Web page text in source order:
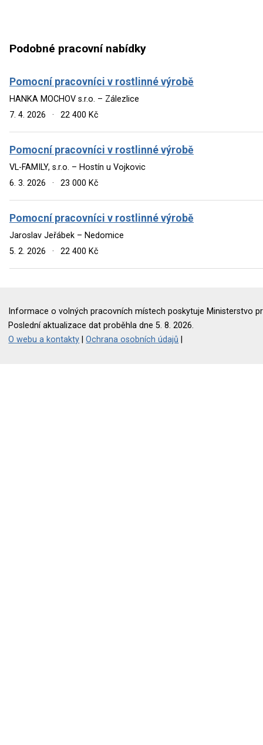
Podobné pracovní nabídky
Pomocní pracovníci v rostlinné výrobě
HANKA MOCHOV s.r.o. – Zálezlice
7. 4. 2026
· 22 400 Kč
Pomocní pracovníci v rostlinné výrobě
VL-FAMILY, s.r.o. – Hostín u Vojkovic
6. 3. 2026
· 23 000 Kč
Pomocní pracovníci v rostlinné výrobě
Jaroslav Jeřábek – Nedomice
5. 2. 2026
· 22 400 Kč
Informace o volných pracovních místech poskytuje Ministerstvo
Poslední aktualizace dat proběhla dne 5. 8. 2026.
O webu a kontakty |Ochrana osobních údajů